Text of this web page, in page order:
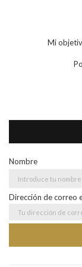
Mi
Nombre
Dirección de correo